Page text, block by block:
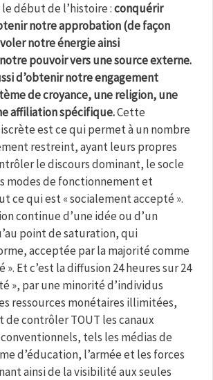
début de l’histoire :conquérir
notre approbation (de façon
notre énergie ainsi
pouvoir vers une source externe.
d’obtenir notre engagement
de croyance, une religion, une
affiliation spécifique.Cette
est ce qui permet à un nombre
restreint, ayant leurs propres
le discours dominant, le socle
modes de fonctionnement et
ce qui est « socialement accepté ».
continue d’une idée ou d’un
point de saturation, qui
acceptée par la majorité comme
Et c’est la diffusion 24 heures sur 24
», par une minorité d’individus
ressources monétaires illimitées,
contrôler TOUT les canaux
tels les médias de
d’éducation, l’armée et les forces
ainsi de la visibilité aux seules